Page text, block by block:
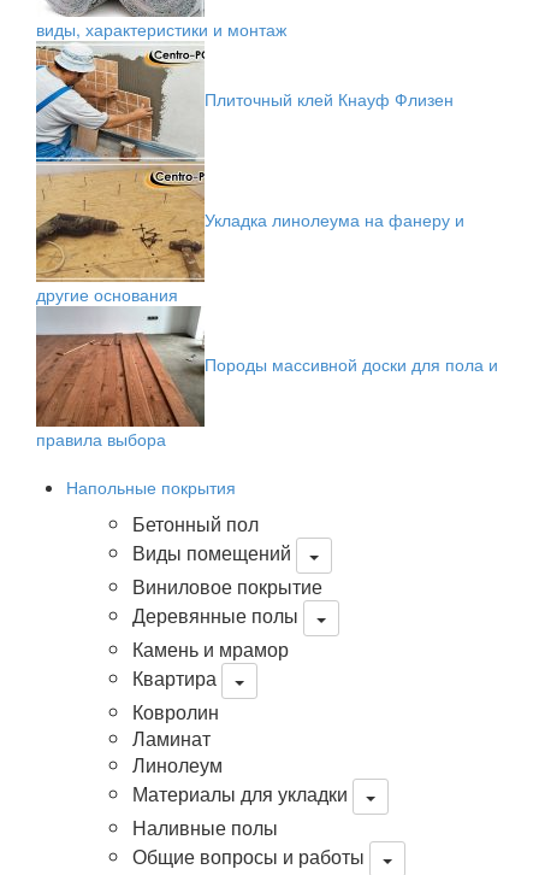
виды, характеристики и монтаж
Плиточный клей Кнауф Флизен
Укладка линолеума на фанеру и
другие основания
Породы массивной доски для пола и
правила выбора
Напольные покрытия
Бетонный пол
Виды помещений
Виниловое покрытие
Деревянные полы
Камень и мрамор
Квартира
Ковролин
Ламинат
Линолеум
Материалы для укладки
Наливные полы
Общие вопросы и работы